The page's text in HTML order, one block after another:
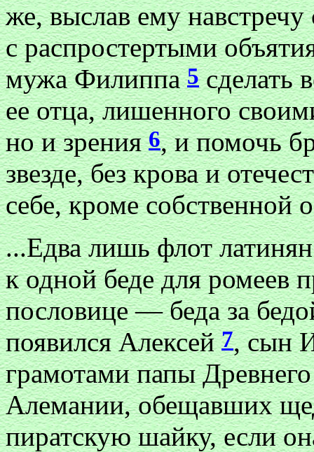
же, выслав ему
с распростертыми
мужа Филиппа5сделать
ее отца, лишенного
но и зрения6, и помочь
звезде, без крова и
себе, кроме собственной
...Едва лишь флот
к одной беде для ромеев
пословице — беда за
появился Алексей7, сын
грамотами папы
Алемании, обещавших
пиратскую шайку, если